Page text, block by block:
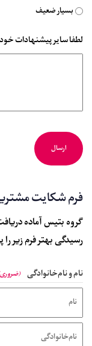
بسیار ضعیف
لطفا سایر پیشنهادات
فرم شکایت
گروه بتیس آماده
رسیدگی بهتر فرم زیر را
نام و نام‌خانوادگی